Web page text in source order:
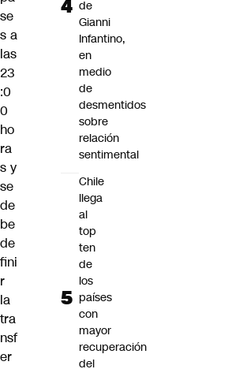
se
s a
las
23
:0
0
ho
ra
s y
se
de
be
de
fini
r
la
tra
nsf
er
de
Gianni
Infantino,
en
medio
de
desmentidos
sobre
relación
sentimental
Chile
llega
al
top
ten
de
los
países
con
mayor
recuperación
del